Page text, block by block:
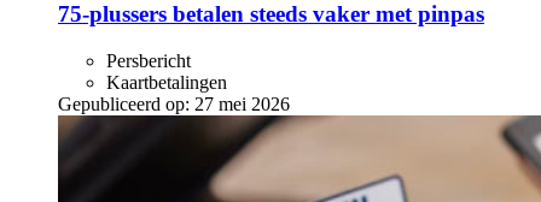
75-plussers betalen steeds vaker met pinpas
Persbericht
Kaartbetalingen
Gepubliceerd op: 27 mei 2026